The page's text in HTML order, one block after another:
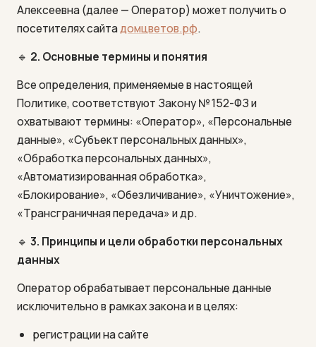
Алексеевна (далее — Оператор) может получить о
посетителях сайтадомцветов.рф.
🔹 2. Основные термины и понятия
Все определения, применяемые в настоящей
Политике, соответствуют Закону № 152-ФЗ и
охватывают термины: «Оператор», «Персональные
данные», «Субъект персональных данных»,
«Обработка персональных данных»,
«Автоматизированная обработка»,
«Блокирование», «Обезличивание», «Уничтожение»,
«Трансграничная передача» и др.
🔹 3. Принципы и цели обработки персональных
данных
Оператор обрабатывает персональные данные
исключительно в рамках закона и в целях:
регистрации на сайте